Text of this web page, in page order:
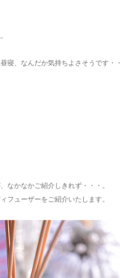
寝、なんだか気持ちよさそうです・
なかなかご紹介しきれず・・・。
フューザーをご紹介いたします。